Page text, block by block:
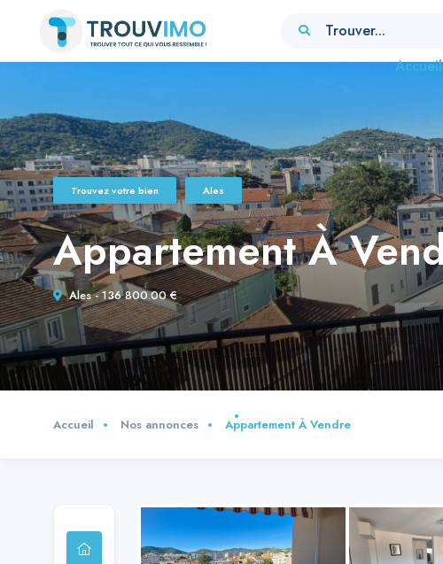
Trouver...
Accueil
Trouvez votre bien Ales
Appartement À
Ales - 136 800.00 €
Accueil Nos annonces Appartement À Vendre